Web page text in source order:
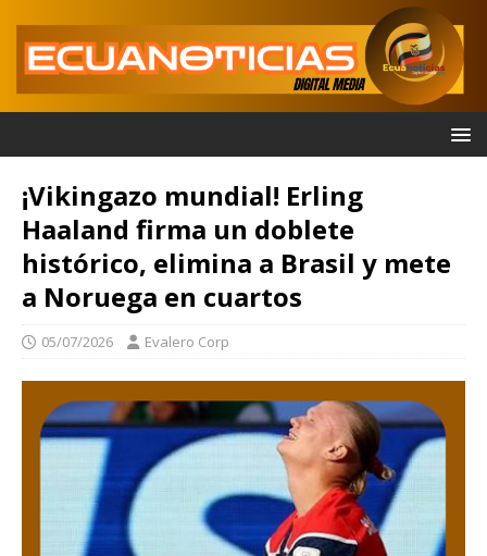
¡Vikingazo mundial! Erling
Haaland firma un doblete
histórico, elimina a Brasil y mete
a Noruega en cuartos
05/07/2026 Evalero Corp